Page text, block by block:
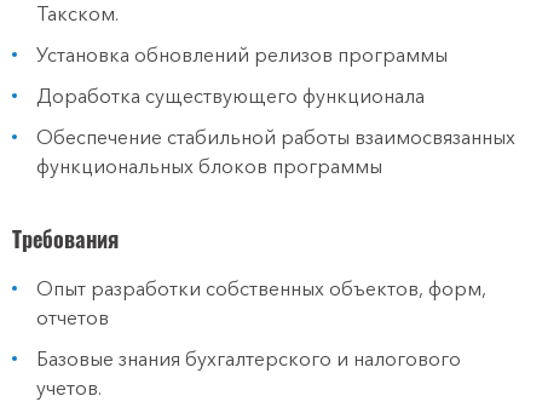
Такском.
Установка обновлений релизов программы
Доработка существующего функционала
Обеспечение стабильной работы взаимосвязанных
функциональных блоков программы
Требования
Опыт разработки собственных объектов, форм,
отчетов
Базовые знания бухгалтерского и налогового
учетов.